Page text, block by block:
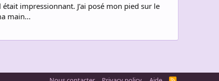
impressionnant. J’ai posé mon pied sur le
main...
R